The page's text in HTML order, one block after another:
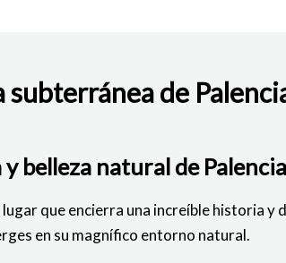
EN CARDAÑO DE ABAJO
de
belleza natural de
lugar que encierra una increíble historia
en su magnífico entorno natural.